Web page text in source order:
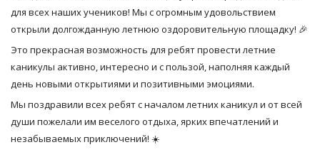
для всех наших учеников! Мы с огромным удовольствием
открыли долгожданную летнюю оздоровительную площадку! 🎉
Это прекрасная возможность для ребят провести летние
каникулы активно, интересно и с пользой, наполняя каждый
день новыми открытиями и позитивными эмоциями.
Мы поздравили всех ребят с началом летних каникул и от всей
души пожелали им веселого отдыха, ярких впечатлений и
незабываемых приключений! ☀️